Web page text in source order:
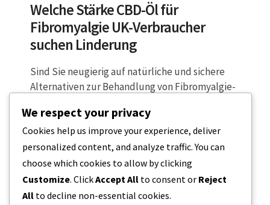
Welche Stärke CBD-Öl für
Fibromyalgie UK-Verbraucher
suchen Linderung
Sind Sie neugierig auf natürliche und sichere
Alternativen zur Behandlung von Fibromyalgie-
verschaffen! Bei richtiger…
2 MINUTEN LESEZEIT 1. JANUAR 2024
We respect your privacy
Cookies help us improve your experience, deliver
personalized content, and analyze traffic. You can
choose which cookies to allow by clicking
Customize. ClickAccept All to consent or Reject
All to decline non-essential cookies.